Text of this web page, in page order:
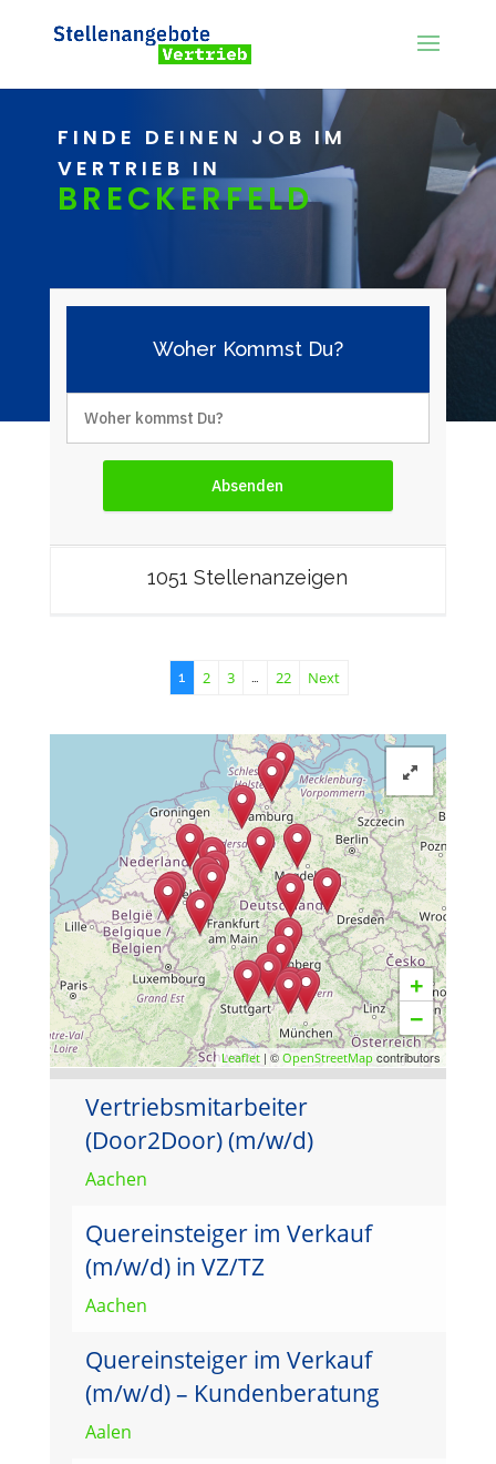
FINDE DEINEN JOB IM
VERTRIEB IN
BRECKERFELD
Woher Kommst Du?
1051 Stellenanzeigen
1 2 3 … 22 Next
+
−
Leaflet | ©OpenStreetMap contributors
Vertriebsmitarbeiter
(Door2Door) (m/w/d)
Aachen
Quereinsteiger im Verkauf
(m/w/d) in VZ/TZ
Aachen
Quereinsteiger im Verkauf
(m/w/d) – Kundenberatung
Aalen